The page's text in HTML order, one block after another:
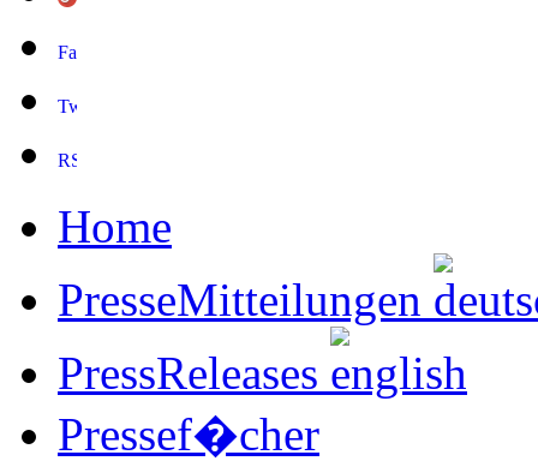
Home
PresseMitteilungen
PressReleases
Pressef�cher